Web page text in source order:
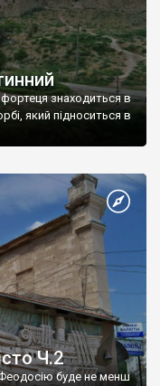
знаходиться в
який підноситься в
Ч.2
буде не менш